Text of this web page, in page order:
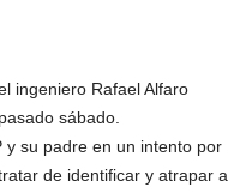
ingeniero Rafael Alfaro
sábado.
su padre en un intento por
de identificar y atrapar a